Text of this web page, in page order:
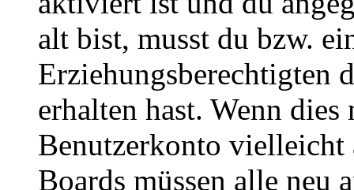
alt bist, musst du bzw.
Erziehungsberechtigten
erhalten hast. Wenn
Benutzerkonto
Boards müssen alle neu